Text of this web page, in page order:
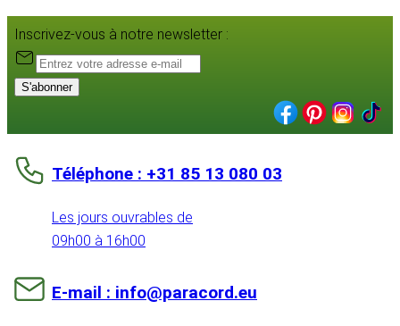
Inscrivez-vous à notre newsletter :
S'abonner
Téléphone : +31 85 13 080 03
Les jours ouvrables de
09h00 à 16h00
E-mail : info@paracord.eu